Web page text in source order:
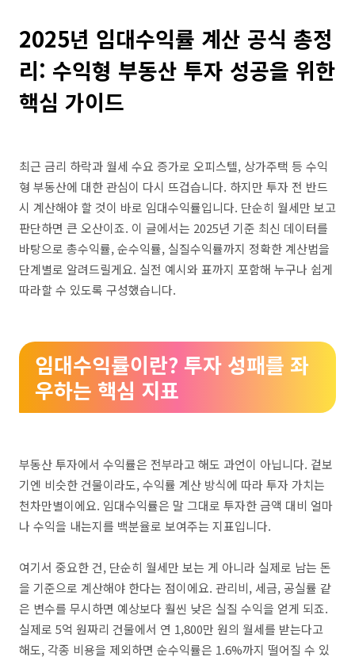
2025년 임대수익률 계산 공식 총정
리: 수익형 부동산 투자 성공을 위한
핵심 가이드
최근 금리 하락과 월세 수요 증가로 오피스텔, 상가주택 등 수익
형 부동산에 대한 관심이 다시 뜨겁습니다. 하지만 투자 전 반드
시 계산해야 할 것이 바로 임대수익률입니다. 단순히 월세만 보고
판단하면 큰 오산이죠. 이 글에서는 2025년 기준 최신 데이터를
바탕으로 총수익률, 순수익률, 실질수익률까지 정확한 계산법을
단계별로 알려드릴게요. 실전 예시와 표까지 포함해 누구나 쉽게
따라할 수 있도록 구성했습니다.
임대수익률이란? 투자 성패를 좌
우하는 핵심 지표
부동산 투자에서 수익률은 전부라고 해도 과언이 아닙니다. 겉보
기엔 비슷한 건물이라도, 수익률 계산 방식에 따라 투자 가치는
천차만별이에요. 임대수익률은 말 그대로 투자한 금액 대비 얼마
나 수익을 내는지를 백분율로 보여주는 지표입니다.
여기서 중요한 건, 단순히 월세만 보는 게 아니라 실제로 남는 돈
을 기준으로 계산해야 한다는 점이에요. 관리비, 세금, 공실률 같
은 변수를 무시하면 예상보다 훨씬 낮은 실질 수익을 얻게 되죠.
실제로 5억 원짜리 건물에서 연 1,800만 원의 월세를 받는다고
해도, 각종 비용을 제외하면 순수익률은 1.6%까지 떨어질 수 있